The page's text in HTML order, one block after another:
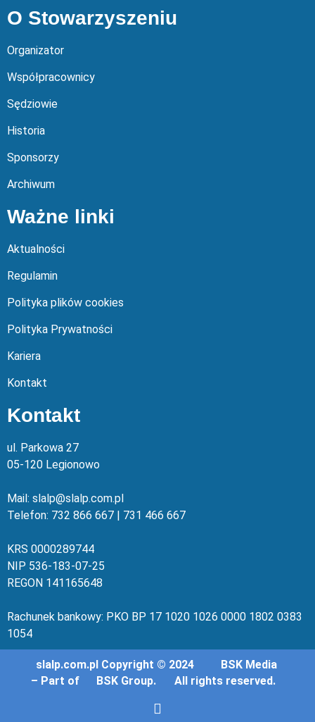
O Stowarzyszeniu
Organizator
Współpracownicy
Sędziowie
Historia
Sponsorzy
Archiwum
Ważne linki
Aktualności
Regulamin
Polityka plików cookies
Polityka Prywatności
Kariera
Kontakt
Kontakt
ul. Parkowa 27
05-120 Legionowo
Mail: slalp@slalp.com.pl
Telefon: 732 866 667 | 731 466 667
KRS 0000289744
NIP 536-183-07-25
REGON 141165648
Rachunek bankowy: PKO BP 17 1020 1026 0000 1802 0383
1054
slalp.com.pl Copyright © 2024
BSK Media
– Part of
BSK Group. All rights reserved.